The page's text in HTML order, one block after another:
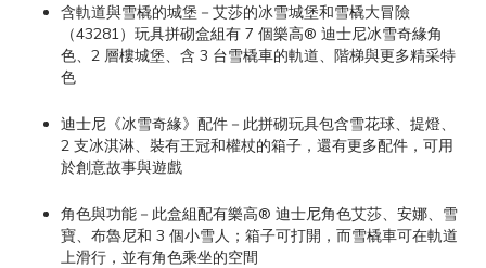
含軌道與雪橇的城堡－艾莎的冰雪城堡和雪橇大冒險
（43281）玩具拼砌盒組有 7 個樂高® 迪士尼冰雪奇緣角
色、2 層樓城堡、含 3 台雪橇車的軌道、階梯與更多精采特
色
迪士尼《冰雪奇緣》配件－此拼砌玩具包含雪花球、提燈、
2 支冰淇淋、裝有王冠和權杖的箱子，還有更多配件，可用
於創意故事與遊戲
角色與功能－此盒組配有樂高® 迪士尼角色艾莎、安娜、雪
寶、布魯尼和 3 個小雪人；箱子可打開，而雪橇車可在軌道
上滑行，並有角色乘坐的空間